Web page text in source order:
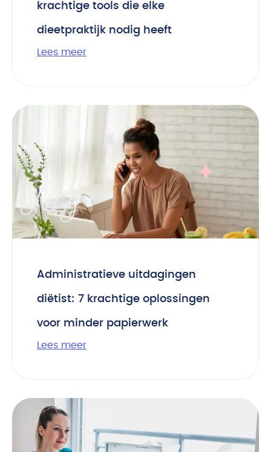
krachtige tools die elke
dieetpraktijk nodig heeft
Lees meer
Administratieve uitdagingen
diëtist: 7 krachtige oplossingen
voor minder papierwerk
Lees meer